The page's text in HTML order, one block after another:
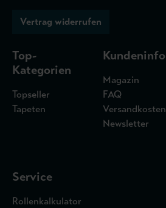
Vertrag widerrufen
Top-
Kategorien
Topseller
Tapeten
Kundeninfo
Magazin
FAQ
Versandkosten
Newsletter
Service
Rollenkalkulator